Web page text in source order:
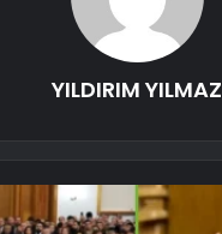
YILDIRIM YILMAZ